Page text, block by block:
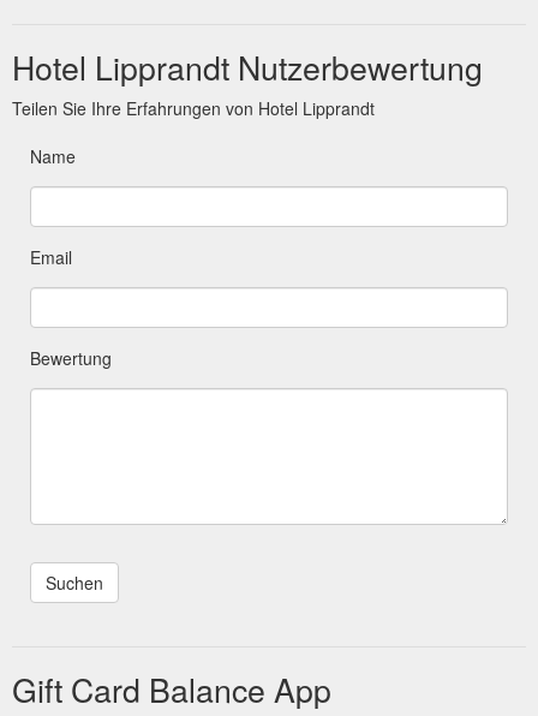
Hotel Lipprandt Nutzerbewertung
Teilen Sie Ihre Erfahrungen von Hotel Lipprandt
Name
Email
Bewertung
Gift Card Balance App